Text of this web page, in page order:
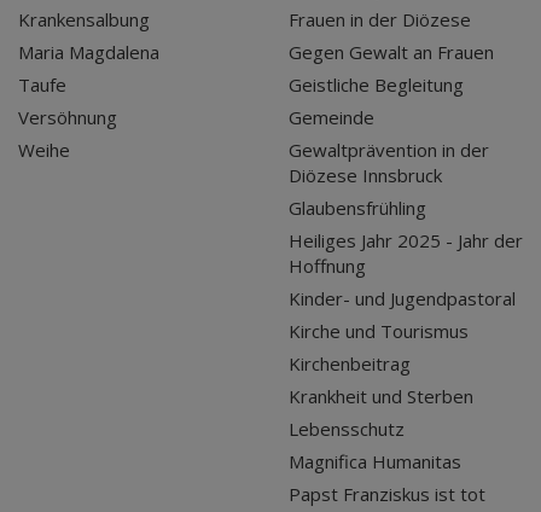
Krankensalbung
Maria Magdalena
Taufe
Versöhnung
Weihe
Frauen in der Diözese
Gegen Gewalt an Frauen
Geistliche Begleitung
Gemeinde
Gewaltprävention in der
Diözese Innsbruck
Glaubensfrühling
Heiliges Jahr 2025 - Jahr der
Hoffnung
Kinder- und Jugendpastoral
Kirche und Tourismus
Kirchenbeitrag
Krankheit und Sterben
Lebensschutz
Magnifica Humanitas
Papst Franziskus ist tot